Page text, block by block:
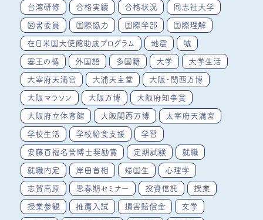
台湾研修 合格実績 合格状況 同志社大学
図書委員 国際協力 国際学部 国際理解
在日米国大使館助成プログラム 地震 城
塞王の楯 外国語 多国籍 大学 大学生活
大宰府天満宮 大浦天主堂 大阪・関西万博
大阪マラソン 大阪万博 大阪府知事賞
大阪府立体育館 大阪関西万博 太宰府天満宮
学校生活 学校給食支援 学習
安藤百福名誉博士奨励賞 定期試験 就職
就職内定 岸田首相 帰国生 心理学
志賀高原 思春期セミナー 投資信託 授業
授業参観 推薦入試 損害賠償金 文学